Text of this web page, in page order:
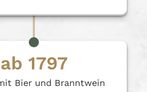
ab 1797
Bier und Branntwein